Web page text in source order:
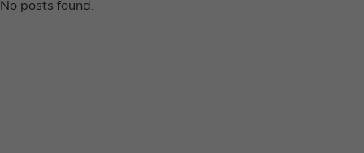
No posts found.